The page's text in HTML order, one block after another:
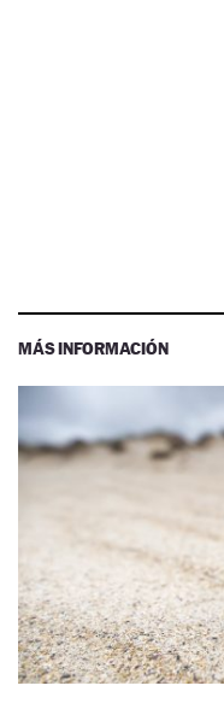
MÁS INFORMACIÓN